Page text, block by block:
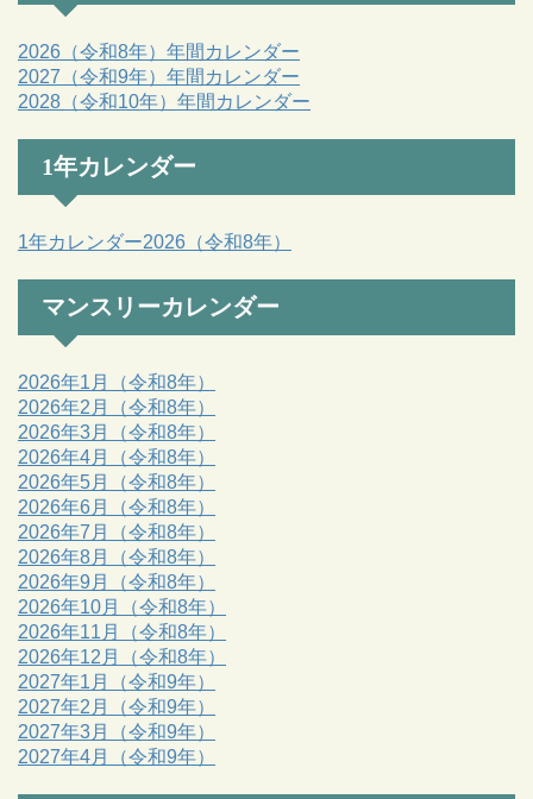
2026（令和8年）年間カレンダー
2027（令和9年）年間カレンダー
2028（令和10年）年間カレンダー
1年カレンダー
1年カレンダー2026（令和8年）
マンスリーカレンダー
2026年1月（令和8年）
2026年2月（令和8年）
2026年3月（令和8年）
2026年4月（令和8年）
2026年5月（令和8年）
2026年6月（令和8年）
2026年7月（令和8年）
2026年8月（令和8年）
2026年9月（令和8年）
2026年10月（令和8年）
2026年11月（令和8年）
2026年12月（令和8年）
2027年1月（令和9年）
2027年2月（令和9年）
2027年3月（令和9年）
2027年4月（令和9年）